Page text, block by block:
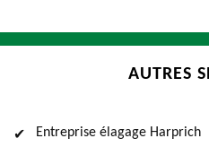
AUTRES
Entreprise élagage Harprich